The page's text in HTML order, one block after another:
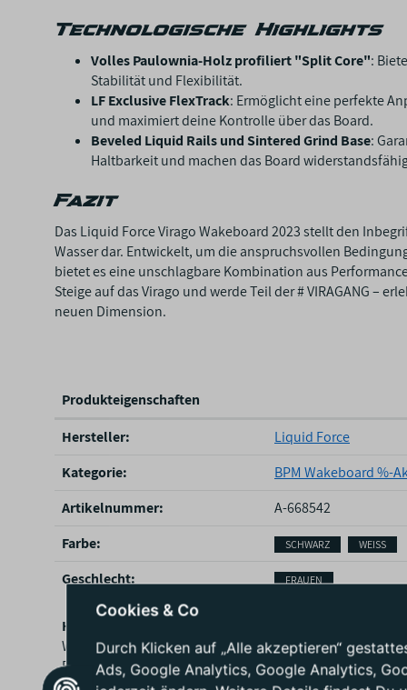
Technologische Highlights
Volles Paulownia-Holz profiliert "Split Core":
Stabilität und Flexibilität.
LF Exclusive FlexTrack: Ermöglicht eine perfekte
und maximiert deine Kontrolle über das Board.
Beveled Liquid Rails und Sintered Grind Base:
Haltbarkeit und machen das Board
Fazit
Das Liquid Force Virago Wakeboard 2023 stellt den
Wasser dar. Entwickelt, um die anspruchsvollen
bietet es eine unschlagbare Kombination aus
Steige auf das Virago und werde Teil der # VIRAGANG –
neuen Dimension.
s
Produkteigenschaften
Hersteller:
Liquid Force
Kategorie:
BPM Wakeboard %-
Artikelnummer:
A-668542
Farbe‍:
SCHWARZ WEISS
Geschlecht‍: FRAUEN
Hersteller / EU – verantwortliche Person
Wasserski Langenfeld GmbH
Baumberger Straße 88
40764 Langenfeld
Cookies & Co
Durch Klicken auf „Alle akzeptieren“
Ads, Google Analytics, Google Analytics,